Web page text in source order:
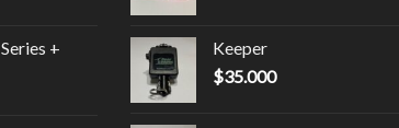
+
Keeper
$35.000